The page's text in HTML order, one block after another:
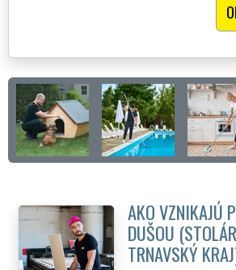
AKO VZNIKAJÚ
DUŠOU
TRNAVSKÝ KRAJ